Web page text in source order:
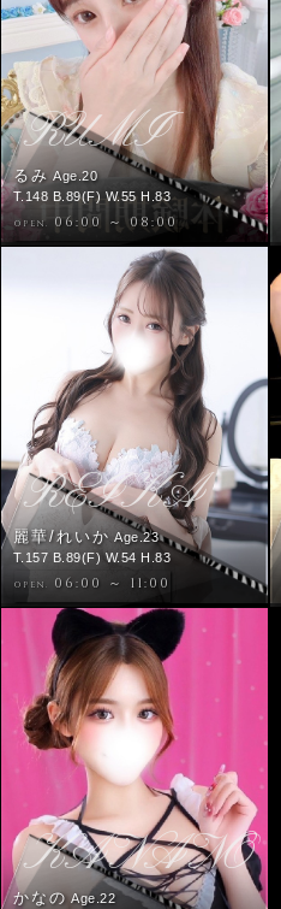
RUMI
るみ Age.20
T.148 B.89(F) W.55 H.83
OPEN. 06:00 ～ 08:00
REIKA
麗華/れいか Age.23
T.157 B.89(F) W.54 H.83
OPEN. 06:00 ～ 11:00
KANANO
かなのAge.22